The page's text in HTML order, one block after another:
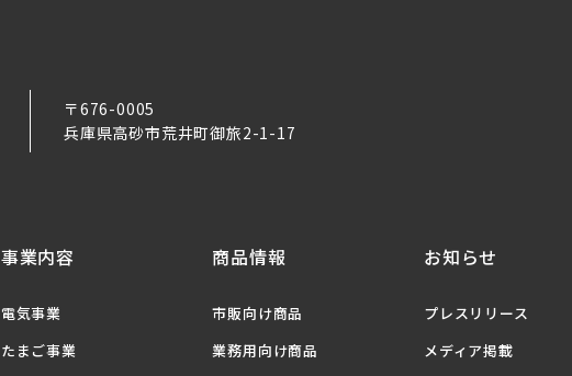
〒676-0005
兵庫県高砂市荒井町御旅2-1-17
事業内容
電気事業
たまご事業
商品情報
市販向け商品
業務用向け商品
お知らせ
プレスリリース
メディア掲載